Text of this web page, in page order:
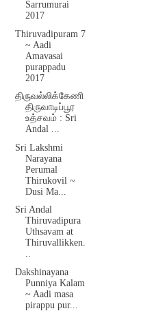
Sarrumurai
2017
Thiruvadipuram 7
~ Aadi
Amavasai
purappadu
2017
திருவல்லிக்கேணி
திருவாடிப்பூர
உத்சவம் : Sri
Andal ...
Sri Lakshmi
Narayana
Perumal
Thirukovil ~
Dusi Ma...
Sri Andal
Thiruvadipura
Uthsavam at
Thiruvallikken.
..
Dakshinayana
Punniya Kalam
~ Aadi masa
pirappu pur...